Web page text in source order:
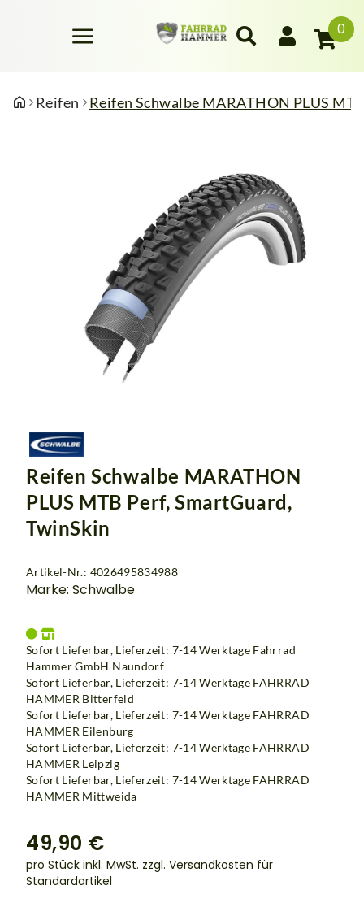
0
Reifen Reifen Schwalbe MARATHON PLUS
Reifen Schwalbe MARATHON
PLUS MTB Perf, SmartGuard,
TwinSkin
Artikel-Nr.: 4026495834988
Marke: Schwalbe
Sofort Lieferbar, Lieferzeit: 7-14 Werktage Fahrrad
Hammer GmbH Naundorf
Sofort Lieferbar, Lieferzeit: 7-14 Werktage FAHRRAD
HAMMER Bitterfeld
Sofort Lieferbar, Lieferzeit: 7-14 Werktage FAHRRAD
HAMMER Eilenburg
Sofort Lieferbar, Lieferzeit: 7-14 Werktage FAHRRAD
HAMMER Leipzig
Sofort Lieferbar, Lieferzeit: 7-14 Werktage FAHRRAD
HAMMER Mittweida
49,90 €
pro Stück inkl. MwSt. zzgl. Versandkosten für
Standardartikel